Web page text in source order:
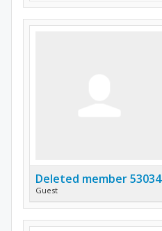
Deleted member 53034
Guest